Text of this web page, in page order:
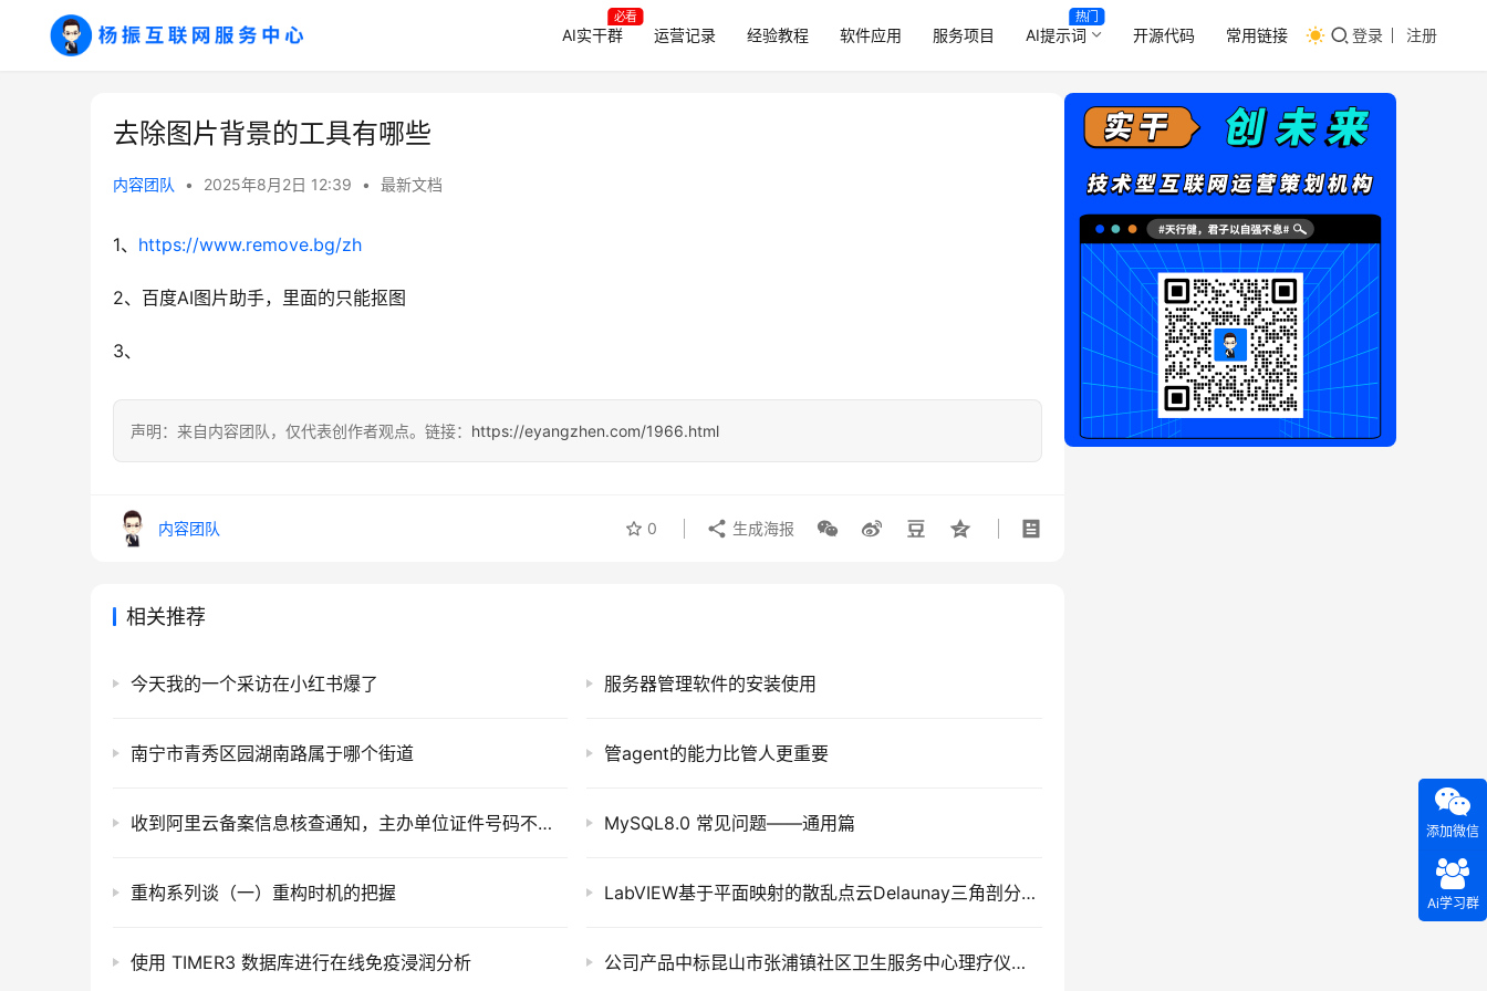
AI实干群
必看
运营记录 经验教程 软件应用 服务项目 AI提示词
热门
开源代码 常用链接 登录 注册
去除图片背景的工具有哪些
内容团队 • 2025年8月2日 12:39 • 最新文档
1、 https://www.remove.bg/zh
2、百度AI图片助手，里面的只能抠图
3、
声明：来自内容团队，仅代表创作者观点。链接： https://eyangzhen.com/1966.html
内容团队 0 生成海报
相关推荐
今天我的一个采访在小红书爆了 服务器管理软件的安装使用
南宁市青秀区园湖南路属于哪个街道 管agent的能力比管人更重要
收到阿里云备案信息核查通知，主办单位证件号码不合格（不一致） MySQL8.0 常见问题——通用篇
重构系列谈（一）重构时机的把握 LabVIEW基于平面映射的散乱点云Delaunay三角剖分算法
使用 TIMER3 数据库进行在线免疫浸润分析 公司产品中标昆山市张浦镇社区卫生服务中心理疗仪采购项目
添加微信
Ai学习群